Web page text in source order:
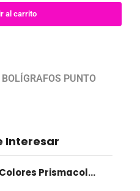
al carrito
BOLÍGRAFOS PUNTO
Interesar
Lápices De Colores Prismacolor Junior Con 12 Dual